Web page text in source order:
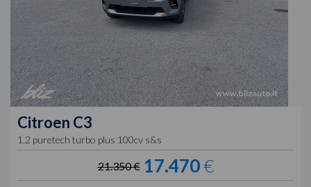
Citroen C3
1.2 puretech turbo plus 100cv s&s
21.350 € 17.470€